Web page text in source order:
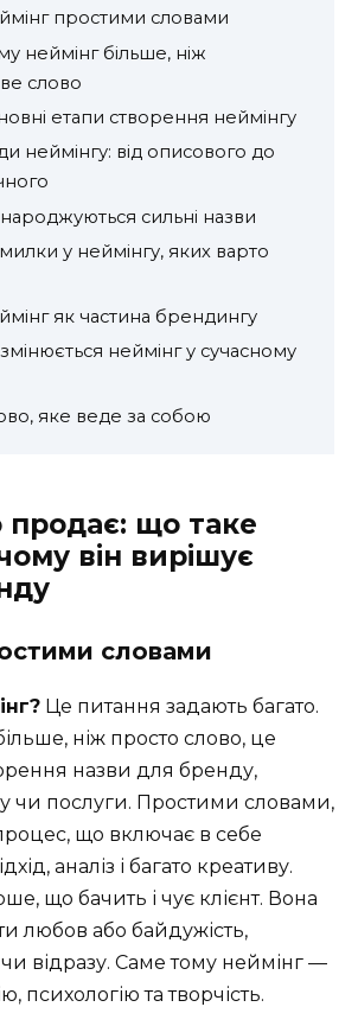
простими словами
неймінг більше, ніж
слово
етапи створення неймінгу
неймінгу: від описового до
сильні назви
у неймінгу, яких варто
як частина брендингу
неймінг у сучасному
яке веде за собою
що таке
він вирішує
словами
Це питання задають багато.
ніж просто слово, це
назви для бренду,
чи послуги. Простими словами,
що включає в себе
аналіз і багато креативу.
що бачить і чує клієнт. Вона
любов або байдужість,
чи відразу. Саме тому неймінг —
психологію та творчість.